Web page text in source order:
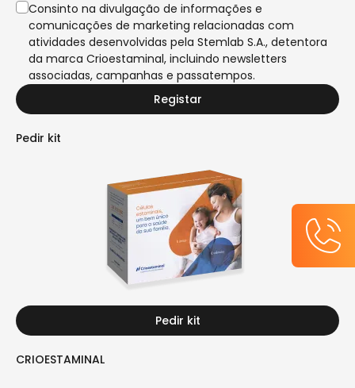
CRIOESTAMINAL
Pedir kit
Pedir kit
Consinto na divulgação de informações e
comunicações de marketing relacionadas com
atividades desenvolvidas pela Stemlab S.A., detentora
da marca Crioestaminal, incluindo newsletters
associadas, campanhas e passatempos.
Registar